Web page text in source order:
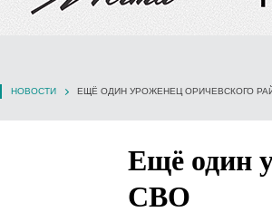
НОВОСТИ ЕЩЁ ОДИН УРОЖЕНЕЦ ОРИЧЕВСКОГО
Ещё один
СВО